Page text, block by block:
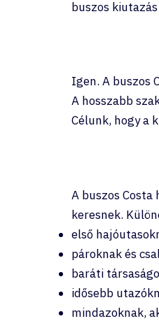
buszos
Igen. A buszos
A hosszabb
Célunk, hogy a
A buszos
keresnek.
első
pároknak és
baráti
idősebb
mindazoknak,